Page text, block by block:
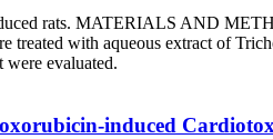
rats. MATERIALS AND
with aqueous extract of
were evaluated.
induced